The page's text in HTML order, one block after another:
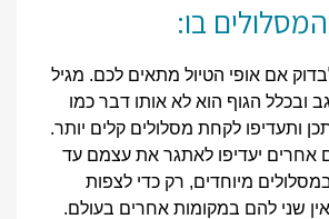
בו:
אם אופי הטיול מתאים לכם. מגיל
ובכלל הגוף הוא לא אותו דבר כמו
30 ולכן ייתכן ותעדיפו לקחת מסלולים קלים יותר.
אחרים יעדיפו לאתגר את עצמם עד
מיוחדים, רק כדי לצפות
שני להם במקומות אחרים בעולם.